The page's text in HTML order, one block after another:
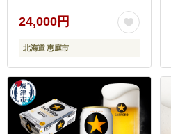
24,000円
北海道 恵庭市